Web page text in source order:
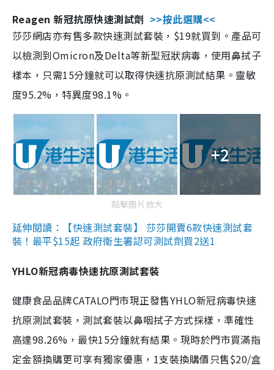
Reagen 新冠抗原快速測試劑 >>按此選購<<
莎莎網店亦有售多款快速測試套裝，$19就買到。產品可
以檢測到Omicron及Delta等新型冠狀病毒，使用鼻拭子
樣本，只需15分鐘就可以取得快速抗原測試結果。靈敏
度95.2%，特異度98.1%。
+2
點擊圖片放大
延伸閱讀：【快速測試套裝】 莎莎開賣6款快速測試套
裝！最平$15起 政府衛生署認可測試劑買2送1
YHLO新冠病毒快速抗原測試套裝
健康食品品牌CATALO門市現正發售YHLO新冠病毒快速
抗原測試套裝，測試套裝以鼻咽拭子方式採樣，準確性
高達98.26%，最快15分鐘就有結果。現時於門市買滿指
定金額換購更可享有獨家優惠，1支裝換購價只售$20/盒